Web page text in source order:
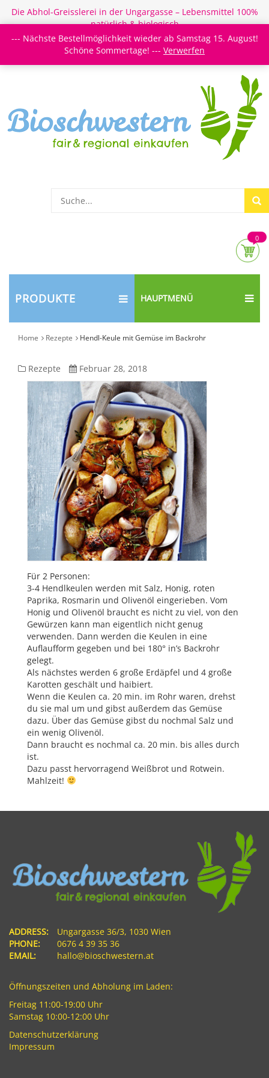
Die Abhol-Greisslerei in der Ungargasse – Lebensmittel 100%
natürlich & biologisch
Login/Register Newsletter Meine Merkzettel
0
PRODUKTE HAUPTMENÜ
Home Rezepte Hendl-Keule mit Gemüse im Backrohr
Hendl-
Keule
mit
Gemüse
im
Backrohr
Rezepte Februar 28, 2018
Für 2 Personen:
3-4 Hendlkeulen werden mit Salz, Honig, roten
Paprika, Rosmarin und Olivenöl eingerieben. Vom
Honig und Olivenöl braucht es nicht zu viel, von den
Gewürzen kann man eigentlich nicht genug
verwenden. Dann werden die Keulen in eine
Auflaufform gegeben und bei 180° in’s Backrohr
gelegt.
Als nächstes werden 6 große Erdäpfel und 4 große
Karotten geschält und haibiert.
Wenn die Keulen ca. 20 min. im Rohr waren, drehst
du sie mal um und gibst außerdem das Gemüse
dazu. Über das Gemüse gibst du nochmal Salz und
ein wenig Olivenöl.
Dann braucht es nochmal ca. 20 min. bis alles durch
ist.
Dazu passt hervorragend Weißbrot und Rotwein.
Mahlzeit!
ADDRESS:
Ungargasse 36/3, 1030 Wien
PHONE:
0676 4 39 35 36
EMAIL:
hallo@bioschwestern.at
Öffnungszeiten und Abholung im Laden:
Freitag 11:00-19:00 Uhr
Samstag 10:00-12:00 Uhr
Datenschutzerklärung
Impressum
--- Nächste Bestellmöglichkeit wieder ab Samstag 15. August!
Schöne Sommertage! --- Verwerfen